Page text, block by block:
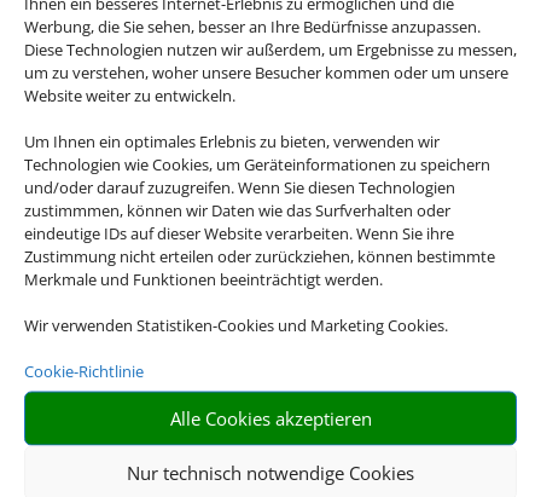
Werbung, die Sie sehen, besser an Ihre Bedürfnisse anzupassen.
Diese Technologien nutzen wir außerdem, um Ergebnisse zu messen,
um zu verstehen, woher unsere Besucher kommen oder um unsere
Website weiter zu entwickeln.
Um Ihnen ein optimales Erlebnis zu bieten, verwenden wir
Technologien wie Cookies, um Geräteinformationen zu speichern
und/oder darauf zuzugreifen. Wenn Sie diesen Technologien
zustimmmen, können wir Daten wie das Surfverhalten oder
eindeutige IDs auf dieser Website verarbeiten. Wenn Sie ihre
Zustimmung nicht erteilen oder zurückziehen, können bestimmte
Merkmale und Funktionen beeinträchtigt werden.
Wir verwenden Statistiken-Cookies und Marketing Cookies.
Cookie-Richtlinie
Alle Cookies akzeptieren
Nur technisch notwendige Cookies
lieber Asien? Es gibt so viel zu entdecken auf
der Welt und mit unseren Rundreiseangebote
erleben Sie Ihre Traumdestinationen in ihrer
vollen Vielfalt.

RIESIGE AUSWAHL
Wählen Sie aus einer Vielzahl an Rundreiseangeboten
weltweit